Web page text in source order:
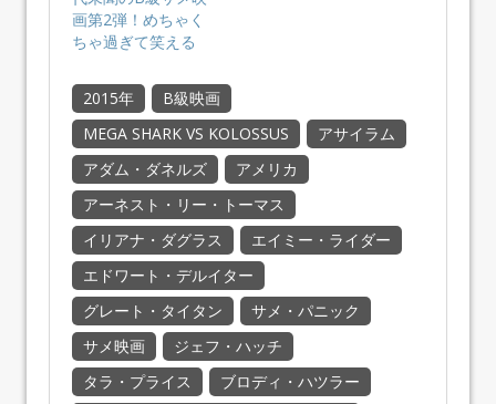
画第2弾！めちゃく
ちゃ過ぎて笑える
2015年
B級映画
MEGA SHARK VS KOLOSSUS
アサイラム
アダム・ダネルズ
アメリカ
アーネスト・リー・トーマス
イリアナ・ダグラス
エイミー・ライダー
エドワート・デルイター
グレート・タイタン
サメ・パニック
サメ映画
ジェフ・ハッチ
タラ・プライス
ブロディ・ハツラー